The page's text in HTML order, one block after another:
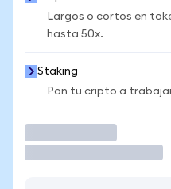
Largos o cortos en
hasta 50x.
Staking
Pon tu cripto a